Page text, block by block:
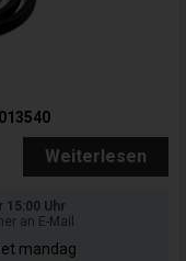
Weiterlesen
Uhr
an E-Mail
mandag